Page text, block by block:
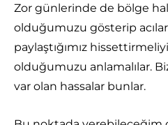
Zor günlerinde de bölge
olduğumuzu gösterip
paylaştığımız
olduğumuzu anlamalılar.
var olan hassalar bunlar.